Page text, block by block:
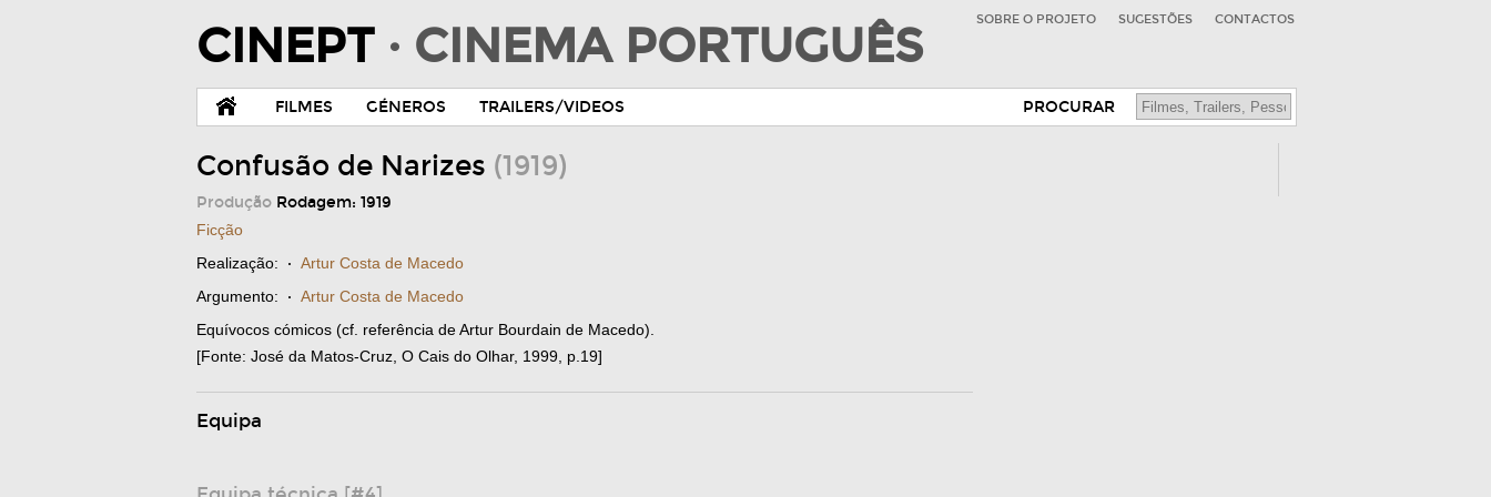
CINEPT · CINEMA PORTUGUÊS SOBRE O PROJETO SUGESTÕES CONTACTOS
FILMES GÉNEROS TRAILERS/VIDEOS PROCURAR
Confusão de Narizes (1919)
Produção Rodagem: 1919
Ficção
Realização: · Artur Costa de Macedo
Argumento: · Artur Costa de Macedo
Equívocos cómicos (cf. referência de Artur Bourdain de Macedo).
[Fonte: José da Matos-Cruz, O Cais do Olhar, 1999, p.19]
Equipa